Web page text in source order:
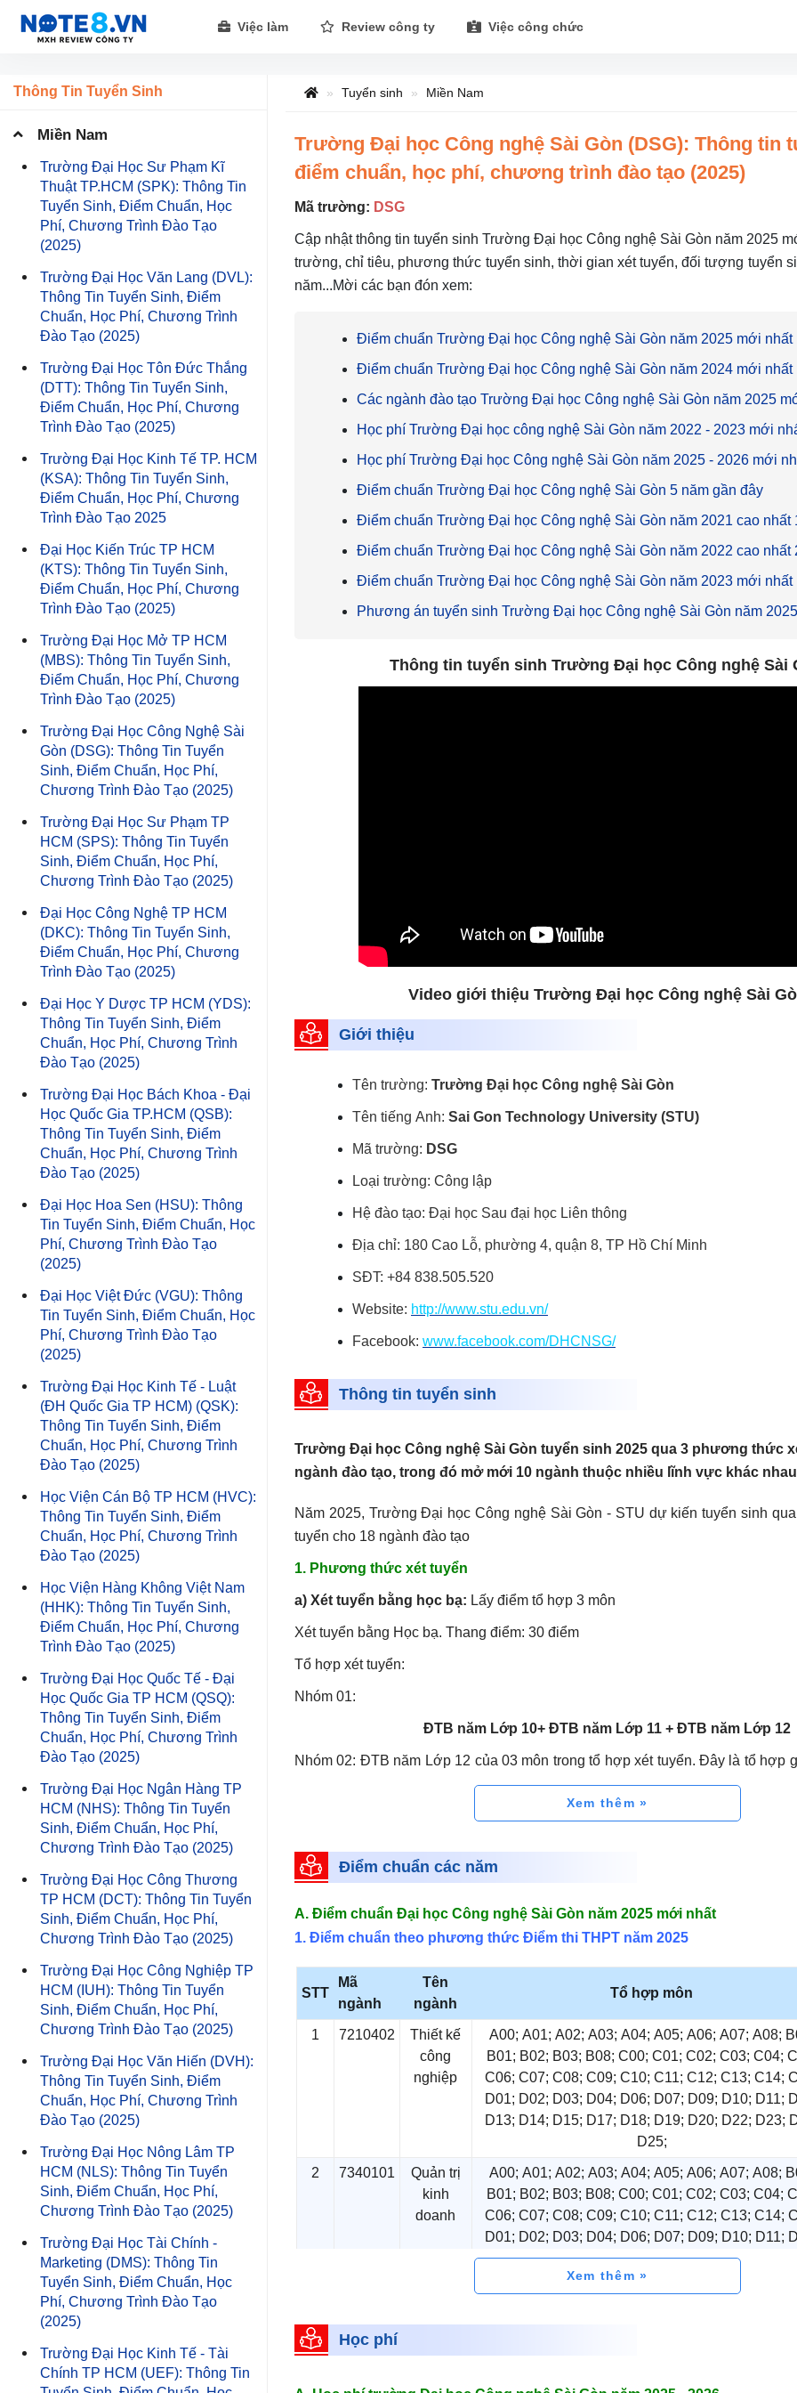
Việc làm Review công ty Việc công chức
Thông Tin Tuyển Sinh
Miền Nam
Trường Đại Học Sư Phạm Kĩ
Thuật TP.HCM (SPK): Thông Tin
Tuyển Sinh, Điểm Chuẩn, Học
Phí, Chương Trình Đào Tạo
(2025)
Trường Đại Học Văn Lang (DVL):
Thông Tin Tuyển Sinh, Điểm
Chuẩn, Học Phí, Chương Trình
Đào Tạo (2025)
Trường Đại Học Tôn Đức Thắng
(DTT): Thông Tin Tuyển Sinh,
Điểm Chuẩn, Học Phí, Chương
Trình Đào Tạo (2025)
Trường Đại Học Kinh Tế TP. HCM
(KSA): Thông Tin Tuyển Sinh,
Điểm Chuẩn, Học Phí, Chương
Trình Đào Tạo 2025
Đại Học Kiến Trúc TP HCM
(KTS): Thông Tin Tuyển Sinh,
Điểm Chuẩn, Học Phí, Chương
Trình Đào Tạo (2025)
Trường Đại Học Mở TP HCM
(MBS): Thông Tin Tuyển Sinh,
Điểm Chuẩn, Học Phí, Chương
Trình Đào Tạo (2025)
Trường Đại Học Công Nghệ Sài
Gòn (DSG): Thông Tin Tuyển
Sinh, Điểm Chuẩn, Học Phí,
Chương Trình Đào Tạo (2025)
Trường Đại Học Sư Phạm TP
HCM (SPS): Thông Tin Tuyển
Sinh, Điểm Chuẩn, Học Phí,
Chương Trình Đào Tạo (2025)
Đại Học Công Nghệ TP HCM
(DKC): Thông Tin Tuyển Sinh,
Điểm Chuẩn, Học Phí, Chương
Trình Đào Tạo (2025)
Đại Học Y Dược TP HCM (YDS):
Thông Tin Tuyển Sinh, Điểm
Chuẩn, Học Phí, Chương Trình
Đào Tạo (2025)
Trường Đại Học Bách Khoa - Đại
Học Quốc Gia TP.HCM (QSB):
Thông Tin Tuyển Sinh, Điểm
Chuẩn, Học Phí, Chương Trình
Đào Tạo (2025)
Đại Học Hoa Sen (HSU): Thông
Tin Tuyển Sinh, Điểm Chuẩn, Học
Phí, Chương Trình Đào Tạo
(2025)
Đại Học Việt Đức (VGU): Thông
Tin Tuyển Sinh, Điểm Chuẩn, Học
Phí, Chương Trình Đào Tạo
(2025)
Trường Đại Học Kinh Tế - Luật
(ĐH Quốc Gia TP HCM) (QSK):
Thông Tin Tuyển Sinh, Điểm
Chuẩn, Học Phí, Chương Trình
Đào Tạo (2025)
Học Viện Cán Bộ TP HCM (HVC):
Thông Tin Tuyển Sinh, Điểm
Chuẩn, Học Phí, Chương Trình
Đào Tạo (2025)
Học Viện Hàng Không Việt Nam
(HHK): Thông Tin Tuyển Sinh,
Điểm Chuẩn, Học Phí, Chương
Trình Đào Tạo (2025)
Trường Đại Học Quốc Tế - Đại
Học Quốc Gia TP HCM (QSQ):
Thông Tin Tuyển Sinh, Điểm
Chuẩn, Học Phí, Chương Trình
Đào Tạo (2025)
Trường Đại Học Ngân Hàng TP
HCM (NHS): Thông Tin Tuyển
Sinh, Điểm Chuẩn, Học Phí,
Chương Trình Đào Tạo (2025)
Trường Đại Học Công Thương
TP HCM (DCT): Thông Tin Tuyển
Sinh, Điểm Chuẩn, Học Phí,
Chương Trình Đào Tạo (2025)
Trường Đại Học Công Nghiệp TP
HCM (IUH): Thông Tin Tuyển
Sinh, Điểm Chuẩn, Học Phí,
Chương Trình Đào Tạo (2025)
Trường Đại Học Văn Hiến (DVH):
Thông Tin Tuyển Sinh, Điểm
Chuẩn, Học Phí, Chương Trình
Đào Tạo (2025)
Trường Đại Học Nông Lâm TP
HCM (NLS): Thông Tin Tuyển
Sinh, Điểm Chuẩn, Học Phí,
Chương Trình Đào Tạo (2025)
Trường Đại Học Tài Chính -
Marketing (DMS): Thông Tin
Tuyển Sinh, Điểm Chuẩn, Học
Phí, Chương Trình Đào Tạo
(2025)
Trường Đại Học Kinh Tế - Tài
Chính TP HCM (UEF): Thông Tin
Tuyển sinh Miền Nam
Trường Đại học Công nghệ Sài Gòn (DSG): Thông tin
điểm chuẩn, học phí, chương trình đào tạo (2025)
Mã trường: DSG
Cập nhật thông tin tuyển sinh Trường Đại học Công nghệ Sài Gòn năm 2025
trường, chỉ tiêu, phương thức tuyển sinh, thời gian xét tuyển, đối tượng tuyển
năm...Mời các bạn đón xem:
Điểm chuẩn Trường Đại học Công nghệ Sài Gòn năm 2025 mới nhất
Điểm chuẩn Trường Đại học Công nghệ Sài Gòn năm 2024 mới nhất
Các ngành đào tạo Trường Đại học Công nghệ Sài Gòn năm 2025
Học phí Trường Đại học công nghệ Sài Gòn năm 2022 - 2023 mới
Học phí Trường Đại học Công nghệ Sài Gòn năm 2025 - 2026 mới
Điểm chuẩn Trường Đại học Công nghệ Sài Gòn 5 năm gần đây
Điểm chuẩn Trường Đại học Công nghệ Sài Gòn năm 2021 cao nhất
Điểm chuẩn Trường Đại học Công nghệ Sài Gòn năm 2022 cao nhất
Điểm chuẩn Trường Đại học Công nghệ Sài Gòn năm 2023 mới nhất
Phương án tuyển sinh Trường Đại học Công nghệ Sài Gòn năm
Thông tin tuyển sinh Trường Đại học Công nghệ Sài
Video giới thiệu Trường Đại học Công nghệ Sài
Giới thiệu
Tên trường: Trường Đại học Công nghệ Sài Gòn
Tên tiếng Anh: Sai Gon Technology University (STU)
Mã trường: DSG
Loại trường: Công lập
Hệ đào tạo: Đại học Sau đại học Liên thông
Địa chỉ: 180 Cao Lỗ, phường 4, quận 8, TP Hồ Chí Minh
SĐT: +84 838.505.520
Website: http://www.stu.edu.vn/
Facebook: www.facebook.com/DHCNSG/
Thông tin tuyển sinh
Trường Đại học Công nghệ Sài Gòn tuyển sinh 2025 qua 3 phương thức
ngành đào tạo, trong đó mở mới 10 ngành thuộc nhiều lĩnh vực khác
Năm 2025, Trường Đại học Công nghệ Sài Gòn - STU dự kiến tuyển sinh
tuyển cho 18 ngành đào tạo
1. Phương thức xét tuyển
a) Xét tuyển bằng học bạ: Lấy điểm tổ hợp 3 môn
Xét tuyển bằng Học bạ. Thang điểm: 30 điểm
Tổ hợp xét tuyển:
Nhóm 01:
ĐTB năm Lớp 10+ ĐTB năm Lớp 11 + ĐTB năm Lớp 12
Nhóm 02: ĐTB năm Lớp 12 của 03 môn trong tổ hợp xét tuyển. Đây là tổ hợp
cả năm Lớp 12 THPT của 03 môn học; trong đó:
Phải có ít nhất một môn Toán, hoặc Văn cho các ngành thuộc khối Kinh tế,
nhì của môn Toán/Văn và các môn còn lại.
điểm cao nhất nhì của các môn còn lại.
Lưu ý: Tổ hợp các môn xét tuyển có thể khác nhau do thay đổi chương
khoa cũ năm 2006; và bộ sách giáo khoa mới năm 2018. hoặc, do chọn lựa
thí sinh
Ưu tiên xét tuyển thí sinh có chứng chỉ ngoại ngữ quốc tế: Trình độ tương
khung năng lực ngoại ngữ Việt Nam trở lên. Chứng chỉ phải còn trong thời
ngày xét tuyển; Điểm cộng lần lượt là 1,00 điểm; 1,50 điểm; tối đa là 2,00
Điểm cộng cho tổ hợp xét tuyển (Thang điểm 10,0) +1,00 điểm +1,50
Tổ hợp xét tuyển:
Xem thêm
Điểm chuẩn các năm
A. Điểm chuẩn Đại học Công nghệ Sài Gòn năm 2025 mới nhất
1. Điểm chuẩn theo phương thức Điểm thi THPT năm 2025
STT
Mã
ngành
Tên
ngành
Tổ hợp môn
1 7210402
Thiết kế
công
nghiệp
A00; A01; A02; A03; A04; A05; A06; A07; A08;
B01; B02; B03; B08; C00; C01; C02; C03; C04;
C06; C07; C08; C09; C10; C11; C12; C13; C14;
D01; D02; D03; D04; D06; D07; D09; D10; D11;
D13; D14; D15; D17; D18; D19; D20; D22; D23;
D25;
2 7340101
Quản trị
kinh
doanh
A00; A01; A02; A03; A04; A05; A06; A07; A08;
B01; B02; B03; B08; C00; C01; C02; C03; C04;
C06; C07; C08; C09; C10; C11; C12; C13; C14;
D01; D02; D03; D04; D06; D07; D09; D10; D11;
D13; D14; D15; D17; D18; D19; D20; D22; D23;
D25;
C06; C07; C08; C09; C10; C11; C12; C13; C14;
Xem thêm
Học phí